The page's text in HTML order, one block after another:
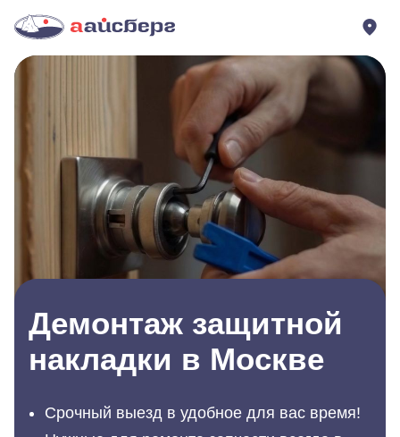
Демонтаж защитной
накладки в Москве
Срочный выезд в удобное для вас время!